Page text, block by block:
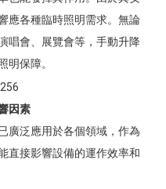
應各種臨時照明需求。無論
唱會、展覽會等，手動升降
明保障。
因素
廣泛應用於各個領域，作為
直接影響設備的運作效率和